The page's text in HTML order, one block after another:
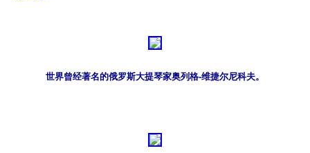
世界曾经著名的俄罗斯大提琴家奥列格-维捷尔尼科夫。